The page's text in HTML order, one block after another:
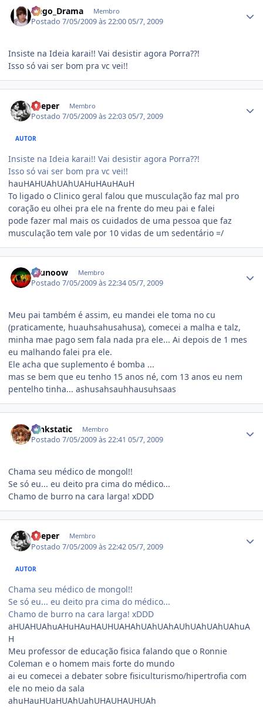
Nego_Drama Membro
Postado7/05/2009 às 22:0005/7, 2009
Insiste na Ideia karai!! Vai desistir agora Porra??!
Isso só vai ser bom pra vc vei!!
Keeper Membro
Postado7/05/2009 às 22:0305/7, 2009
AUTOR
Insiste na Ideia karai!! Vai desistir agora Porra??!
Isso só vai ser bom pra vc vei!!
hauHAHUAhUAhUAHuHAuHAuH
To ligado o Clinico geral falou que musculação faz mal pro
coração eu olhei pra ele na frente do meu pai e falei
pode fazer mal mais os cuidados de uma pessoa que faz
musculação tem vale por 10 vidas de um sedentário =/
brunoow Membro
Postado7/05/2009 às 22:3405/7, 2009
Meu pai também é assim, eu mandei ele toma no cu
(praticamente, huauhsahusahusa), comecei a malha e talz,
minha mae pago sem fala nada pra ele... Ai depois de 1 mes
eu malhando falei pra ele.
Ele acha que suplemento é bomba ...
mas se bem que eu tenho 15 anos né, com 13 anos eu nem
pentelho tinha... ashusahsauhhausuhsaas
funkstatic Membro
Postado7/05/2009 às 22:4105/7, 2009
Chama seu médico de mongol!!
Se só eu... eu deito pra cima do médico...
Chamo de burro na cara larga! xDDD
Keeper Membro
Postado7/05/2009 às 22:4205/7, 2009
AUTOR
Chama seu médico de mongol!!
Se só eu... eu deito pra cima do médico...
Chamo de burro na cara larga! xDDD
aHUAHUAhuAHuHAuHAUHUAHAhUAhUAhAUhUAhUAhUAhuA
H
Meu professor de educação fisica falando que o Ronnie
Coleman e o homem mais forte do mundo
ai eu comecei a debater sobre fisiculturismo/hipertrofia com
ele no meio da sala
ahuHauHUaHUAhUahUHAUHAUHUAh